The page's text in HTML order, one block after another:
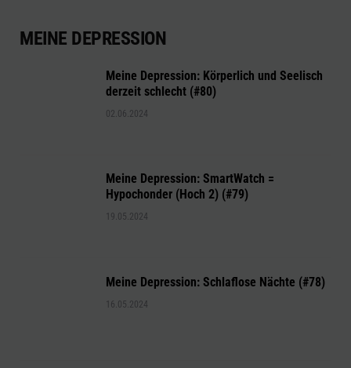
MEINE DEPRESSION
Meine Depression: Körperlich und Seelisch
derzeit schlecht (#80)
02.06.2024
Meine Depression: SmartWatch =
Hypochonder (Hoch 2) (#79)
19.05.2024
Meine Depression: Schlaflose Nächte (#78)
16.05.2024